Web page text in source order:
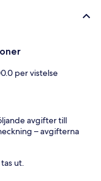
per vistelse
avgifter till
– avgifterna
ut.